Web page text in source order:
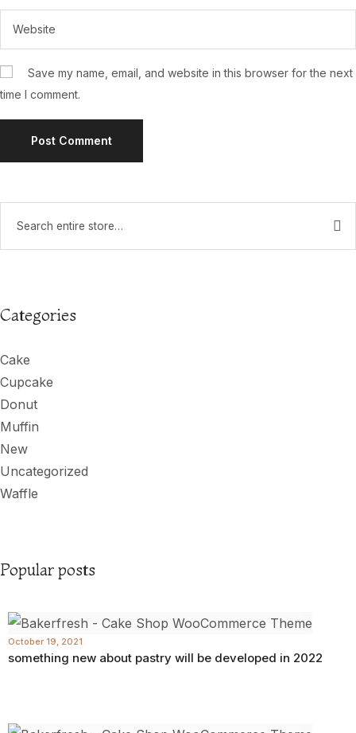
Save my name, email, and website in this browser for the next
time I comment.
Categories
Cake
Cupcake
Donut
Muffin
New
Uncategorized
Waffle
Popular posts
October 19, 2021
something new about pastry will be developed in 2022